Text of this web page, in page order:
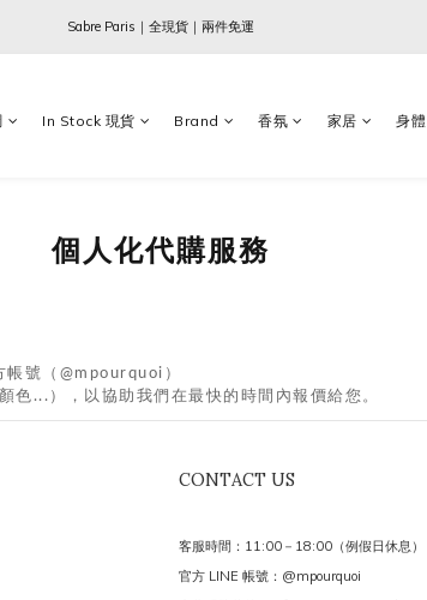
Ogata x 坂本龍一 ｜大師珍藏系列
Sabre Paris｜全現貨｜兩件免運
In Stock 現貨 Brand 香氛 家居 身體
個人化代購服務
帳號 （@mpourquoi）
色...），以協助我們在最快的時間內報價給您。
CONTACT US
客服時間：11:00－18:00（例假日休息）
官方 LINE 帳號：@mpourquoi